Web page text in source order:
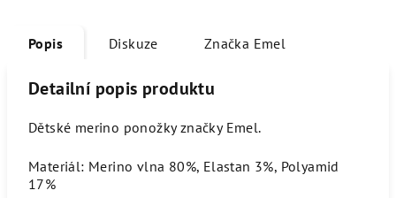
Popis Diskuze Značka Emel
Detailní popis produktu
Dětské merino ponožky značky Emel.
Materiál: Merino vlna 80%, Elastan 3%, Polyamid
17%